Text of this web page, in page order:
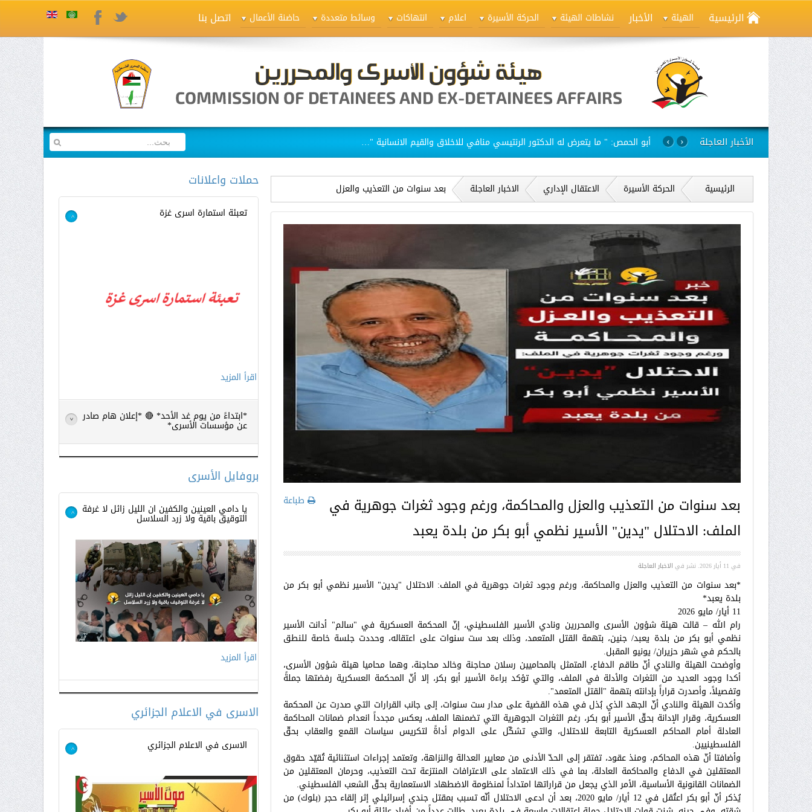
الرئيسية الهيئة الأخبار نشاطات الهيئة الحركة الأسيرة اعلام انتهاكات وسائط متعددة حاضنة الأعمال اتصل بنا FacebookTwitter
الأخبار العاجلة استمرار مسلسل الانتهاكات بحق الاسيرات في سجن "الدامون" › ‹
الرئيسية الحركة الأسيرة الاعتقال الإداري الاخبار العاجلة
بعد سنوات من التعذيب والعزل
والمحاكمة، ورغم وجود ثغرات جوهرية في
الملف: الاحتلال "يدين" الأسير نظمي أبو
بكر من بلدة يعبد
طباعة
بعد سنوات من التعذيب والعزل والمحاكمة، ورغم وجود ثغرات جوهرية في
الملف: الاحتلال "يدين" الأسير نظمي أبو بكر من بلدة يعبد
في 11 أيار 2026 . نشر في الاخبار العاجلة
*بعد سنوات من التعذيب والعزل والمحاكمة، ورغم وجود ثغرات جوهرية في الملف: الاحتلال "يدين" الأسير نظمي أبو بكر من
بلدة يعبد*
11 أيار/ مايو 2026
رام الله – قالت هيئة شؤون الأسرى والمحررين ونادي الأسير الفلسطيني، إنّ المحكمة العسكرية في "سالم" أدانت الأسير
نظمي أبو بكر من بلدة يعبد/ جنين، بتهمة القتل المتعمد، وذلك بعد ست سنوات على اعتقاله، وحددت جلسة خاصة للنطق
بالحكم في شهر حزيران/ يونيو المقبل.
وأوضحت الهيئة والنادي أنّ طاقم الدفاع، المتمثل بالمحاميين رسلان محاجنة وخالد محاجنة، وهما محاميا هيئة شؤون الأسرى،
أكدا وجود العديد من الثغرات والأدلة في الملف، والتي تؤكد براءة الأسير أبو بكر، إلا أنّ المحكمة العسكرية رفضتها جملةً
وتفصيلاً، وأصدرت قراراً بإدانته بتهمة "القتل المتعمد".
وأكدت الهيئة والنادي أنّ الجهد الذي بُذل في هذه القضية على مدار ست سنوات، إلى جانب القرارات التي صدرت عن المحكمة
العسكرية، وقرار الإدانة بحقّ الأسير أبو بكر، رغم الثغرات الجوهرية التي تضمنها الملف، يعكس مجدداً انعدام ضمانات المحاكمة
العادلة أمام المحاكم العسكرية التابعة للاحتلال، والتي تشكّل على الدوام أداةً لتكريس سياسات القمع والعقاب بحقّ
الفلسطينيين.
وأضافتا أنّ هذه المحاكم، ومنذ عقود، تفتقر إلى الحدّ الأدنى من معايير العدالة والنزاهة، وتعتمد إجراءات استثنائية تُقيّد حقوق
المعتقلين في الدفاع والمحاكمة العادلة، بما في ذلك الاعتماد على الاعترافات المنتزعة تحت التعذيب، وحرمان المعتقلين من
الضمانات القانونية الأساسية، الأمر الذي يجعل من قراراتها امتداداً لمنظومة الاضطهاد الاستعمارية بحقّ الشعب الفلسطيني.
يُذكر أنّ أبو بكر اعتُقل في 12 أيار/ مايو 2020، بعد أن ادعى الاحتلال أنّه تسبب بمقتل جندي إسرائيلي إثر إلقاء حجر (بلوك) من
حملات واعلانات
تعبئة استمارة اسرى غزة >
اقرأ المزيد
*ابتداءً من يوم غد الأحد* 🔴 *إعلان هام صادر
عن مؤسسات الأسرى* >
اقرأ المزيد
بروفايل الأسرى
يا دامي العينين والكفين ان الليل زائل لا غرفة
التوقيق باقية ولا زرد السلاسل >
اقرأ المزيد
الاسرى في الاعلام الجزائري
الاسرى في الاعلام الجزائري >